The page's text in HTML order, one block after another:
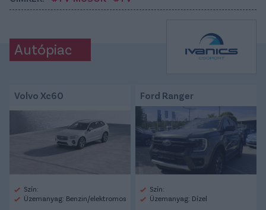
Autópiac
Volvo Xc60
Szín:
Üzemanyag: Benzin/elektromos
Ford Ranger
Szín:
Üzemanyag: Dízel